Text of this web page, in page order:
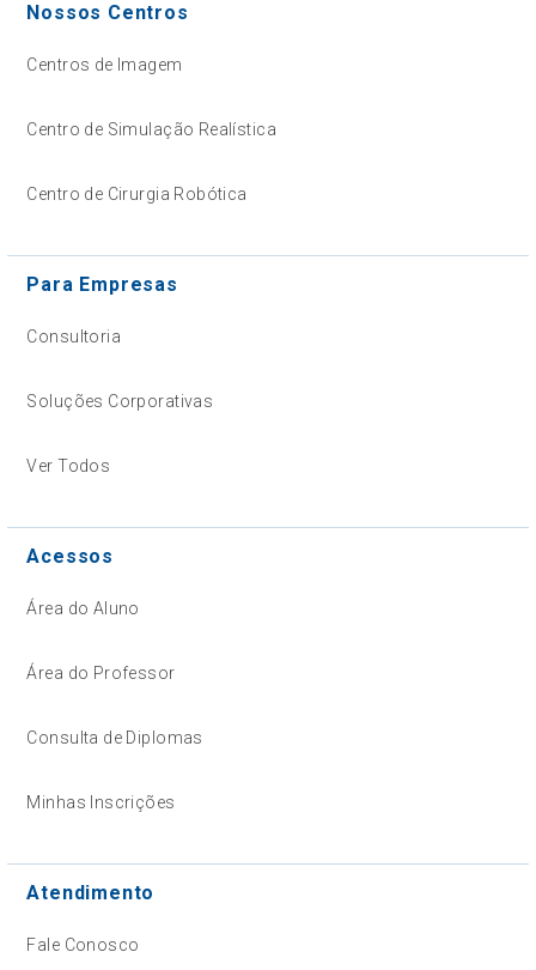
Nossos Centros
Centros de Imagem
Centro de Simulação Realística
Centro de Cirurgia Robótica
Para Empresas
Consultoria
Soluções Corporativas
Ver Todos
Acessos
Área do Aluno
Área do Professor
Consulta de Diplomas
Minhas Inscrições
Atendimento
Fale Conosco